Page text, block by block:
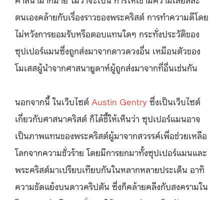
ตนเองคล้ายกับเรื่องราวของพระคริสต์ การทำความดีโดย
ไม่หวังการยอมรับหรือตอบแทนใดๆ กระทั่งประวัติของ
ซุปเปอร์แมนซึ่งถูกส่งมาจากดาวดวงอื่น เหมือนตัวของ
โมเสสผู้นำจากศาสนายูดาห์ผู้ถูกส่งมาจากที่อื่นเช่นกัน
นอกจากนี้ ในเว็บไซต์ Austin Gentry ซึ่งเป็นเว็บไซต์
เกี่ยวกับศาสนาคริสต์ ก็ได้ชี้ให้เห็นว่า ซุปเปอร์แมนอาจ
เป็นภาพแทนของพระคริสต์ผู้มาจากสวรรค์เพื่อช่วยเหลือ
โลกจากความชั่วร้าย โดยมีการยกมาทั้งซุปเปอร์แมนและ
พระคริสต์มาเปรียบเทียบกันในหลากหลายประเด็น อาทิ
ความขัดแย้งบนดาวคริปตัน ซึ่งก็คล้ายคลึงกับสงครามใน